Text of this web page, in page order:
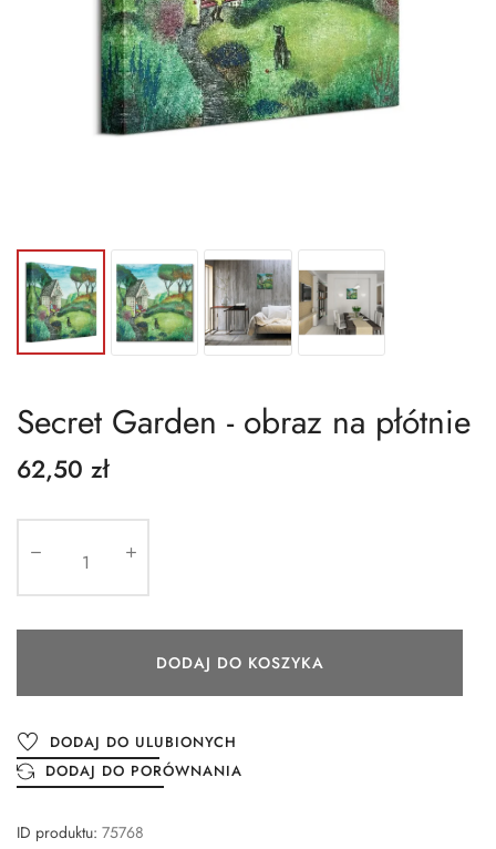
Secret Garden - obraz na płótnie
62,50 zł
DODAJ DO KOSZYKA
DODAJ DO ULUBIONYCH
DODAJ DO PORÓWNANIA
ID produktu: 75768